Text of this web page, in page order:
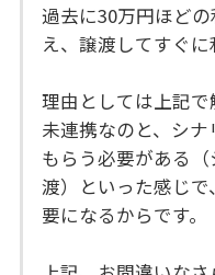
過去に30万円ほど
え、譲渡してすぐに
理由としては上記
未連携なのと、シ
もらう必要がある
渡）といった感じ
要になるからです。